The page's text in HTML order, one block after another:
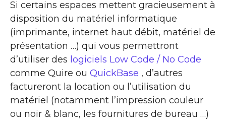
Si certains espaces mettent gracieusement à
disposition du matériel informatique
(imprimante, internet haut débit, matériel de
présentation …) qui vous permettront
d’utiliser des logiciels Low Code / No Code
comme Quire ou QuickBase , d’autres
factureront la location ou l’utilisation du
matériel (notamment l’impression couleur
ou noir & blanc, les fournitures de bureau …)